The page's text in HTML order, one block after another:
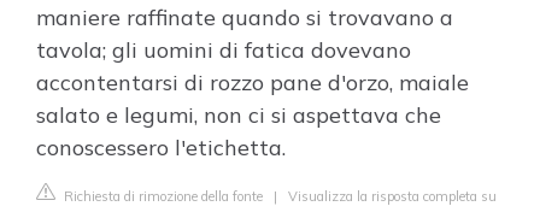
maniere raffinate quando si trovavano a
tavola; gli uomini di fatica dovevano
accontentarsi di rozzo pane d'orzo, maiale
salato e legumi, non ci si aspettava che
conoscessero l'etichetta.
Richiesta di rimozione della fonte | Visualizza la risposta completa su